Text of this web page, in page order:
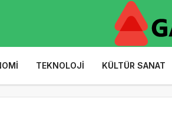
TEKNOLOJI KÜLTÜR SANAT